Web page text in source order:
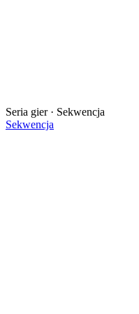
Seria gier · Sekwencja
Sekwencja